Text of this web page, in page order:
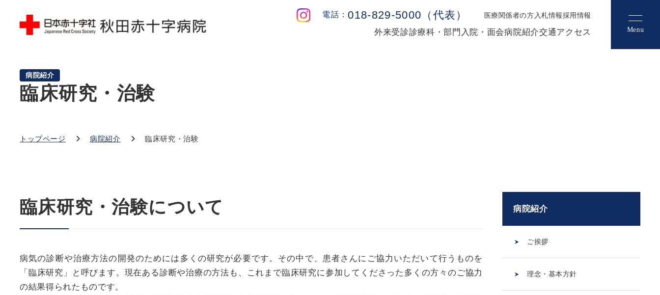
018-829-5000（代表） 医療関係者の方 入札情報採用情報
外来受診診療科・部門 入院・面会病院紹介交通アクセス Menu
病院紹介
臨床研究・治験
トップページ 病院紹介 臨床研究・治験
臨床研究・治験について
病気の診断や治療方法の開発のためには多くの研究が必要です。その中で、患者さんにご協力いただいて行うものを
「臨床研究」と呼びます。現在ある診断や治療の方法も、これまで臨床研究に参加してくださった多くの方々のご協力
の結果得られたものです。
病院紹介
ご挨拶
理念・基本方針